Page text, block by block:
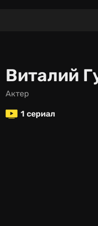
Виталий
актер
1 сериал